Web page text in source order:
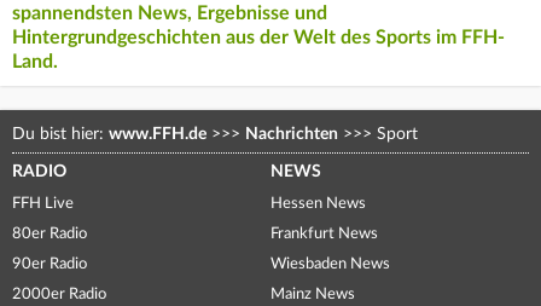
spannendsten News, Ergebnisse und
Hintergrundgeschichten aus der Welt des Sports im FFH-
Land.
Du bist hier: www.FFH.de >>> Nachrichten >>> Sport
RADIO
FFH Live
80er Radio
90er Radio
2000er Radio
NEWS
Hessen News
Frankfurt News
Wiesbaden News
Mainz News